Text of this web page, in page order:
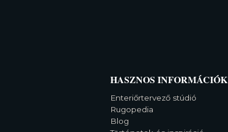
HASZNOS INFORMÁCIÓK
Enteriőrtervező stúdió
Rugopedia
Blog